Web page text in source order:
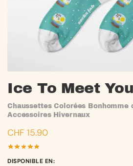
Chaussettes Colorées Bonhomme
Accessoires Hivernaux
Ice To Meet You
CHF 15.90
DISPONIBLE EN: